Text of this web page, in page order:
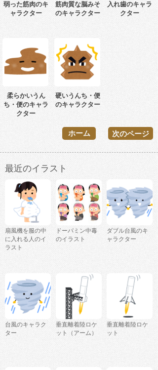
弱った筋肉のキ
ャラクター
筋肉質な脳みそ
のキャラクター
入れ歯のキャラ
クター
柔らかいうん
ち・便のキャラ
クター
硬いうんち・便
のキャラクター
次のページ
ホーム
最近のイラスト
扇風機を服の中
に入れる人のイ
ラスト
ドーパミン中毒
のイラスト
ダブル台風のキ
ャラクター
台風のキャラク
ター
垂直離着陸ロケ
ット（アーム）
垂直離着陸ロケ
ット